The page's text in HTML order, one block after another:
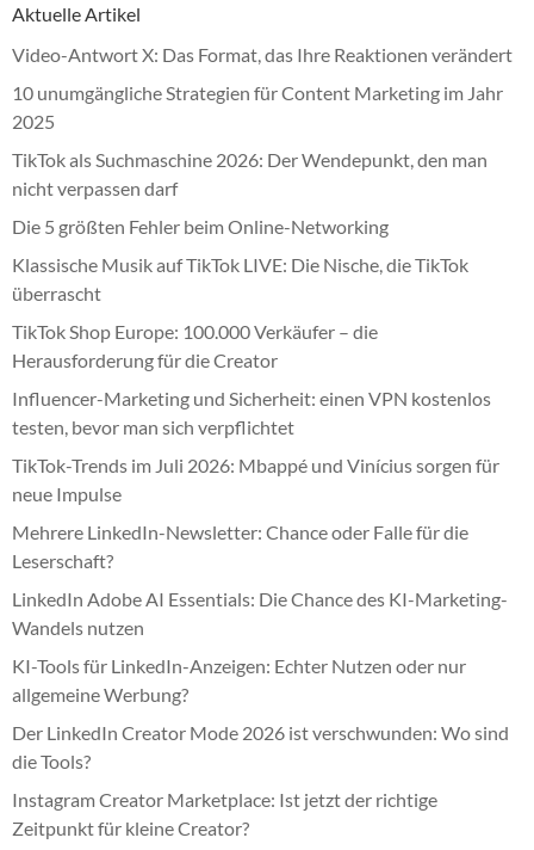
Aktuelle Artikel
Video-Antwort X: Das Format, das Ihre Reaktionen verändert
10 unumgängliche Strategien für Content Marketing im Jahr
2025
TikTok als Suchmaschine 2026: Der Wendepunkt, den man
nicht verpassen darf
Die 5 größten Fehler beim Online-Networking
Klassische Musik auf TikTok LIVE: Die Nische, die TikTok
überrascht
TikTok Shop Europe: 100.000 Verkäufer – die
Herausforderung für die Creator
Influencer-Marketing und Sicherheit: einen VPN kostenlos
testen, bevor man sich verpflichtet
TikTok-Trends im Juli 2026: Mbappé und Vinícius sorgen für
neue Impulse
Mehrere LinkedIn-Newsletter: Chance oder Falle für die
Leserschaft?
LinkedIn Adobe AI Essentials: Die Chance des KI-Marketing-
Wandels nutzen
KI-Tools für LinkedIn-Anzeigen: Echter Nutzen oder nur
allgemeine Werbung?
Der LinkedIn Creator Mode 2026 ist verschwunden: Wo sind
die Tools?
Instagram Creator Marketplace: Ist jetzt der richtige
Zeitpunkt für kleine Creator?